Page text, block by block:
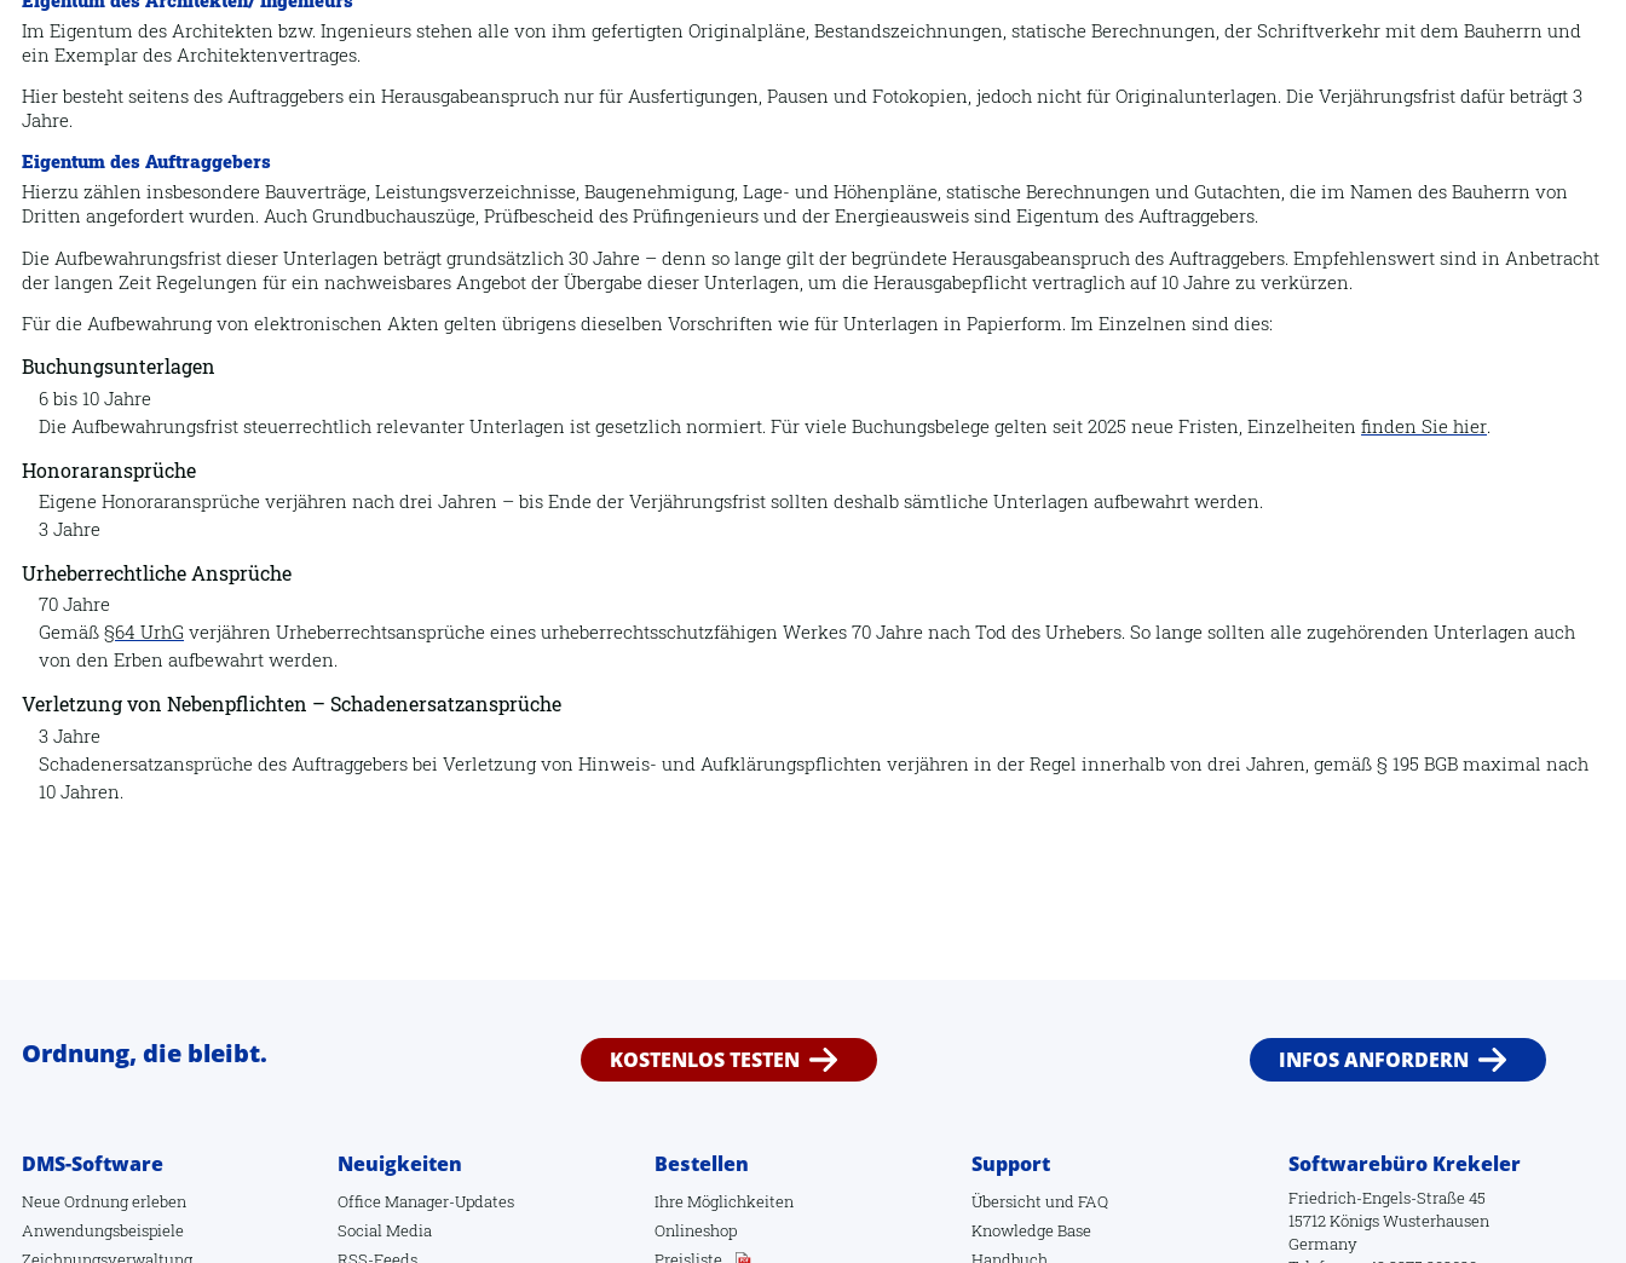
Im Eigentum des Architekten bzw. Ingenieurs stehen alle von ihm gefertigten Originalpläne, Bestandszeichnungen, statische Berechnungen, der Schriftverkehr mit dem Bauherrn und
ein Exemplar des Architektenvertrages.
Hier besteht seitens des Auftraggebers ein Herausgabeanspruch nur für Ausfertigungen, Pausen und Fotokopien, jedoch nicht für Originalunterlagen. Die Verjährungsfrist dafür beträgt 3
Jahre.
Eigentum des Auftraggebers
Hierzu zählen insbesondere Bauverträge, Leistungsverzeichnisse, Baugenehmigung, Lage- und Höhenpläne, statische Berechnungen und Gutachten, die im Namen des Bauherrn von
Dritten angefordert wurden. Auch Grundbuchauszüge, Prüfbescheid des Prüfingenieurs und der Energieausweis sind Eigentum des Auftraggebers.
Die Aufbewahrungsfrist dieser Unterlagen beträgt grundsätzlich 30 Jahre – denn so lange gilt der begründete Herausgabeanspruch des Auftraggebers. Empfehlenswert sind in Anbetracht
der langen Zeit Regelungen für ein nachweisbares Angebot der Übergabe dieser Unterlagen, um die Herausgabepflicht vertraglich auf 10 Jahre zu verkürzen.
Für die Aufbewahrung von elektronischen Akten gelten übrigens dieselben Vorschriften wie für Unterlagen in Papierform. Im Einzelnen sind dies:
Buchungsunterlagen
6 bis 10 Jahre
Die Aufbewahrungsfrist steuerrechtlich relevanter Unterlagen ist gesetzlich normiert. Für viele Buchungsbelege gelten seit 2025 neue Fristen, Einzelheitenfinden Sie hier.
Honoraransprüche
Eigene Honoraransprüche verjähren nach drei Jahren – bis Ende der Verjährungsfrist sollten deshalb sämtliche Unterlagen aufbewahrt werden.
3 Jahre
Urheberrechtliche Ansprüche
70 Jahre
Gemäß§64 UrhG verjähren Urheberrechtsansprüche eines urheberrechtsschutzfähigen Werkes 70 Jahre nach Tod des Urhebers. So lange sollten alle zugehörenden Unterlagen auch
von den Erben aufbewahrt werden.
Verletzung von Nebenpflichten – Schadenersatzansprüche
3 Jahre
Schadenersatzansprüche des Auftraggebers bei Verletzung von Hinweis- und Aufklärungspflichten verjähren in der Regel innerhalb von drei Jahren, gemäß § 195 BGB maximal nach
10 Jahren.
Ordnung, die bleibt. KOSTENLOS TESTEN INFOS ANFORDERN
DMS-Software
Neue Ordnung erleben
Anwendungsbeispiele
Neuigkeiten
Office Manager-Updates
Social Media
Bestellen
Ihre Möglichkeiten
Onlineshop
Support
Übersicht und FAQ
Knowledge Base
Softwarebüro Krekeler
Friedrich-Engels-Straße 45
15712 Königs Wusterhausen
Germany